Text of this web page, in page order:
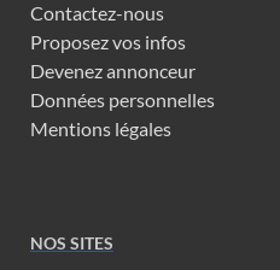
Contactez-nous
Proposez vos infos
Devenez annonceur
Données personnelles
Mentions légales
NOS SITES